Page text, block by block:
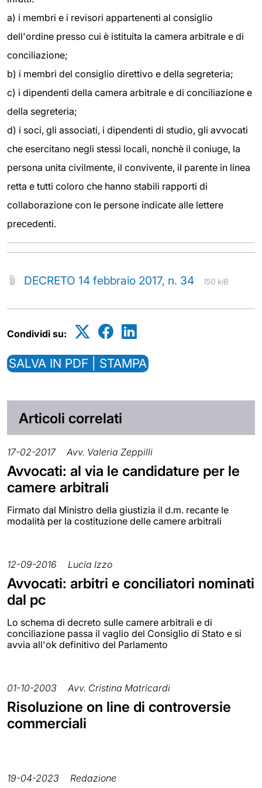
a) i membri e i revisori appartenenti al consiglio
dell'ordine presso cui è istituita la camera arbitrale e di
conciliazione;
b) i membri del consiglio direttivo e della segreteria;
c) i dipendenti della camera arbitrale e di conciliazione e
della segreteria;
d) i soci, gli associati, i dipendenti di studio, gli avvocati
che esercitano negli stessi locali, nonchè il coniuge, la
persona unita civilmente, il convivente, il parente in linea
retta e tutti coloro che hanno stabili rapporti di
collaborazione con le persone indicate alle lettere
precedenti.
DECRETO 14 febbraio 2017, n. 34 150 kiB
Condividi su:
SALVA IN PDF | STAMPA
Articoli correlati
17-02-2017 Avv. Valeria Zeppilli
Avvocati: al via le candidature per le
camere arbitrali
Firmato dal Ministro della giustizia il d.m. recante le
modalità per la costituzione delle camere arbitrali
12-09-2016 Lucia Izzo
Avvocati: arbitri e conciliatori nominati
dal pc
Lo schema di decreto sulle camere arbitrali e di
conciliazione passa il vaglio del Consiglio di Stato e si
avvia all'ok definitivo del Parlamento
01-10-2003 Avv. Cristina Matricardi
Risoluzione on line di controversie
commerciali
19-04-2023 Redazione